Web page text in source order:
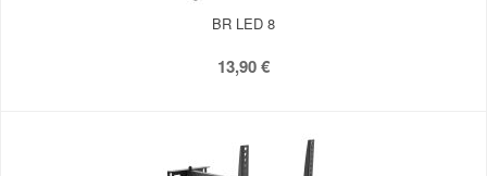
BR LED 8
13,90 €